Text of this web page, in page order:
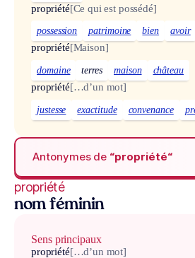
propriété[Ce qui est possédé]
possession patrimoine bien avoir
propriété[Maison]
domaine terres maison château
propriété[…d’un mot]
justesse exactitude convenance
Antonymes de “propriété“
propriété
nom féminin
Sens principaux
propriété[…d’un mot]